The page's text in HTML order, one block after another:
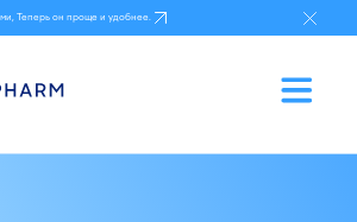
Теперь он проще и удобнее.